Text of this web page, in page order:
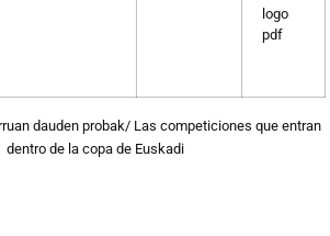
dauden probak/ Las competiciones que entran
dentro de la copa de Euskadi